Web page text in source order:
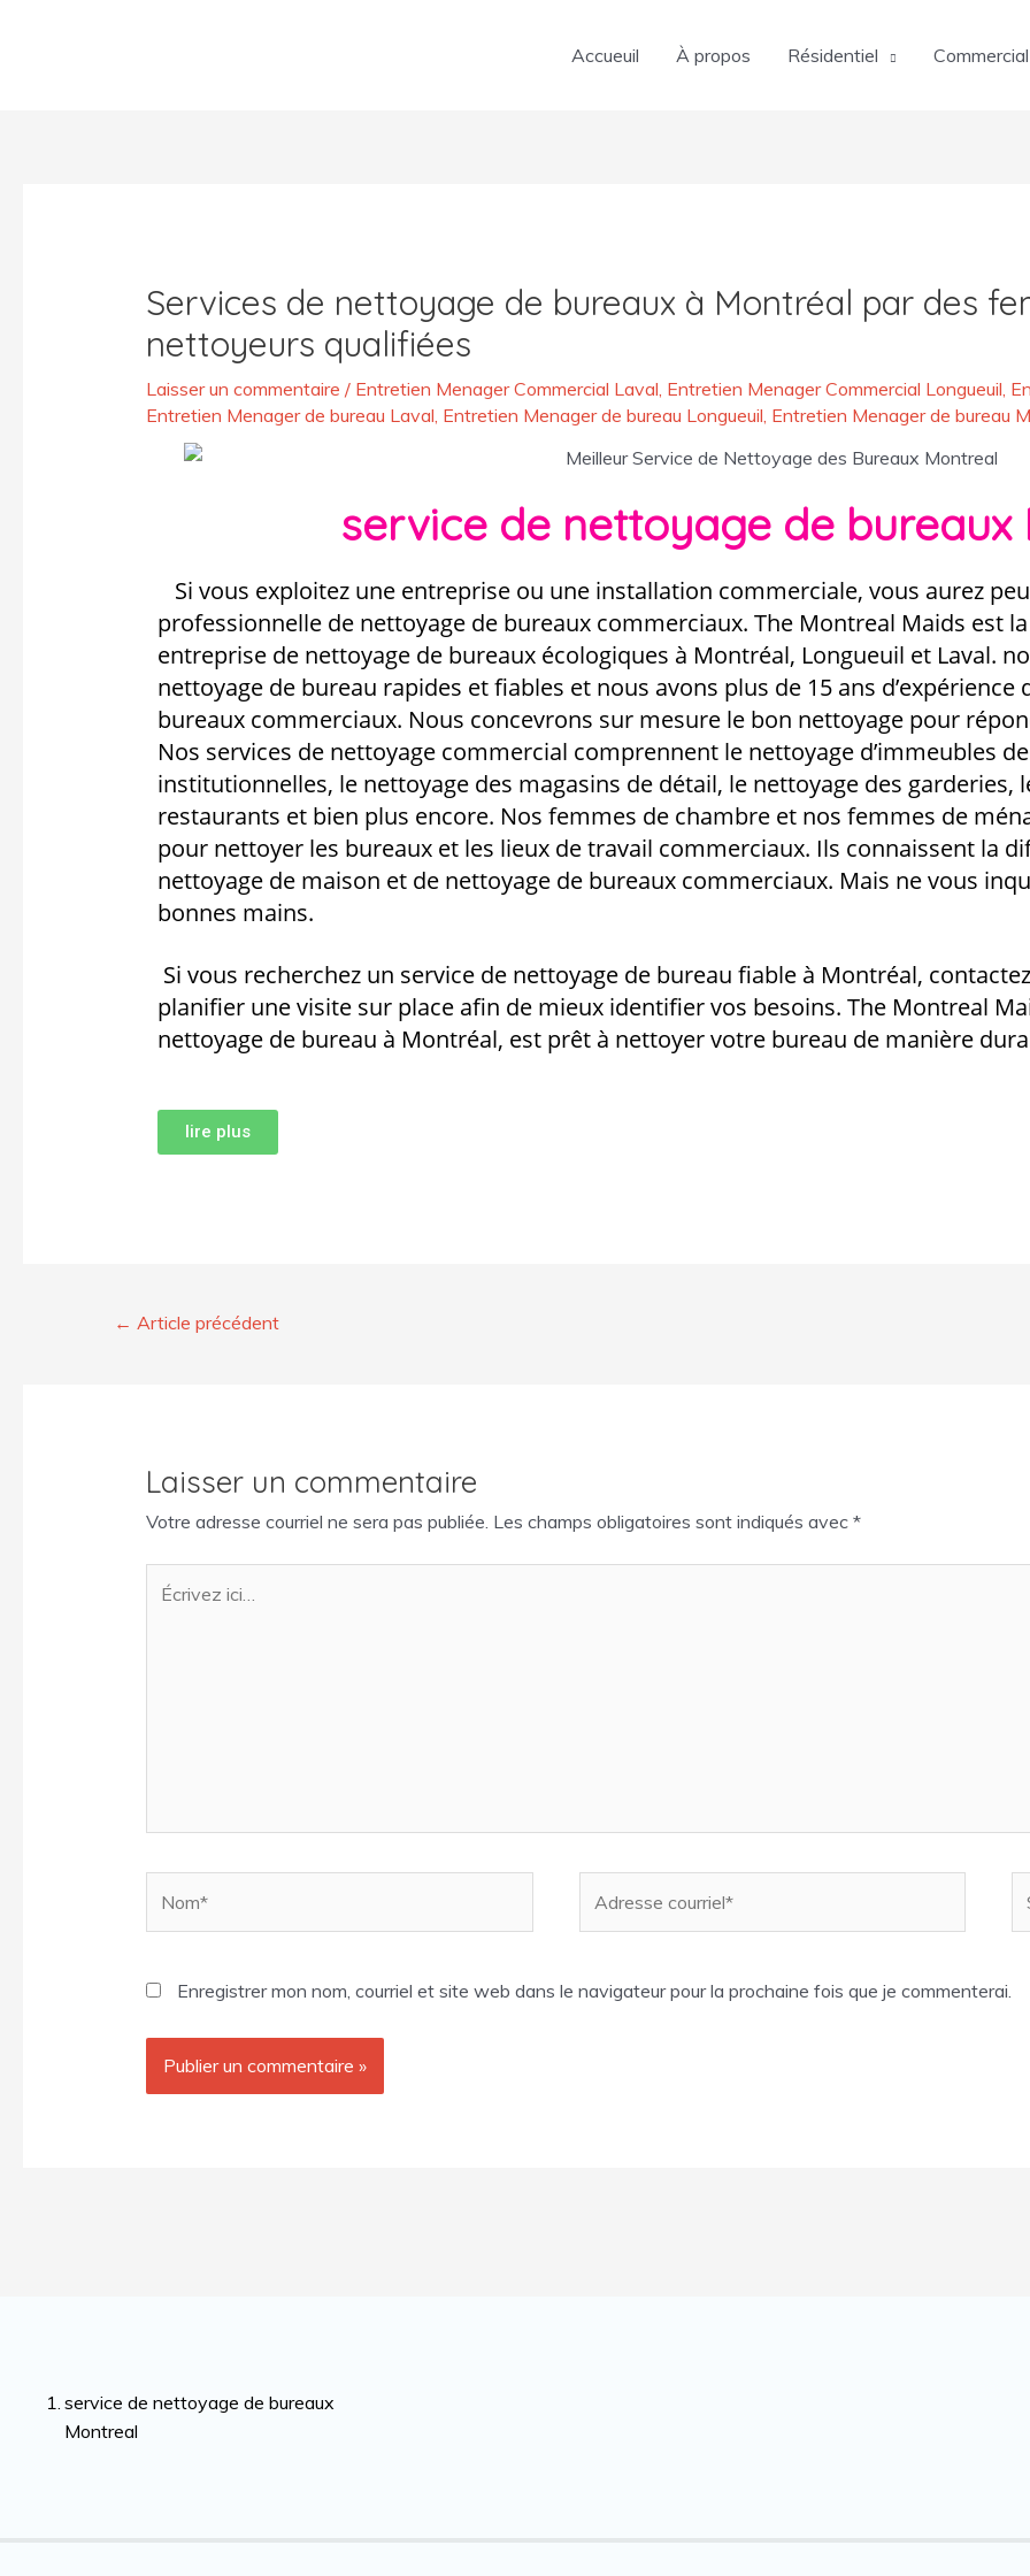
Accueuil À propos Résidentiel Commercial
Services de nettoyage de bureaux à Montréal par des
nettoyeurs qualifiées
Laisser un commentaire / Entretien Menager Commercial Laval, Entretien Menager Commercial Longueuil,
Entretien Menager de bureau Laval, Entretien Menager de bureau Longueuil, Entretien Menager de bureau
service de nettoyage de bureaux
Si vous exploitez une entreprise ou une installation commerciale, vous aurez
professionnelle de nettoyage de bureaux commerciaux. The Montreal Maids est
entreprise de nettoyage de bureaux écologiques à Montréal, Longueuil et Laval.
nettoyage de bureau rapides et fiables et nous avons plus de 15 ans d’expérience
bureaux commerciaux. Nous concevrons sur mesure le bon nettoyage pour
Nos services de nettoyage commercial comprennent le nettoyage d’immeubles
institutionnelles, le nettoyage des magasins de détail, le nettoyage des garderies,
restaurants et bien plus encore. Nos femmes de chambre et nos femmes de
pour nettoyer les bureaux et les lieux de travail commerciaux. Ils connaissent la
nettoyage de maison et de nettoyage de bureaux commerciaux. Mais ne vous
bonnes mains.
Si vous recherchez un service de nettoyage de bureau fiable à Montréal,
planifier une visite sur place afin de mieux identifier vos besoins. The Montreal
nettoyage de bureau à Montréal, est prêt à nettoyer votre bureau de manière
lire plus
← Article précédent
Laisser un commentaire
Votre adresse courriel ne sera pas publiée. Les champs obligatoires sont indiqués avec *
Écrivez
ici…
courriel*
Enregistrer mon nom, courriel et site web dans le navigateur pour la prochaine fois que je commenterai.
service de nettoyage de bureaux
Montreal